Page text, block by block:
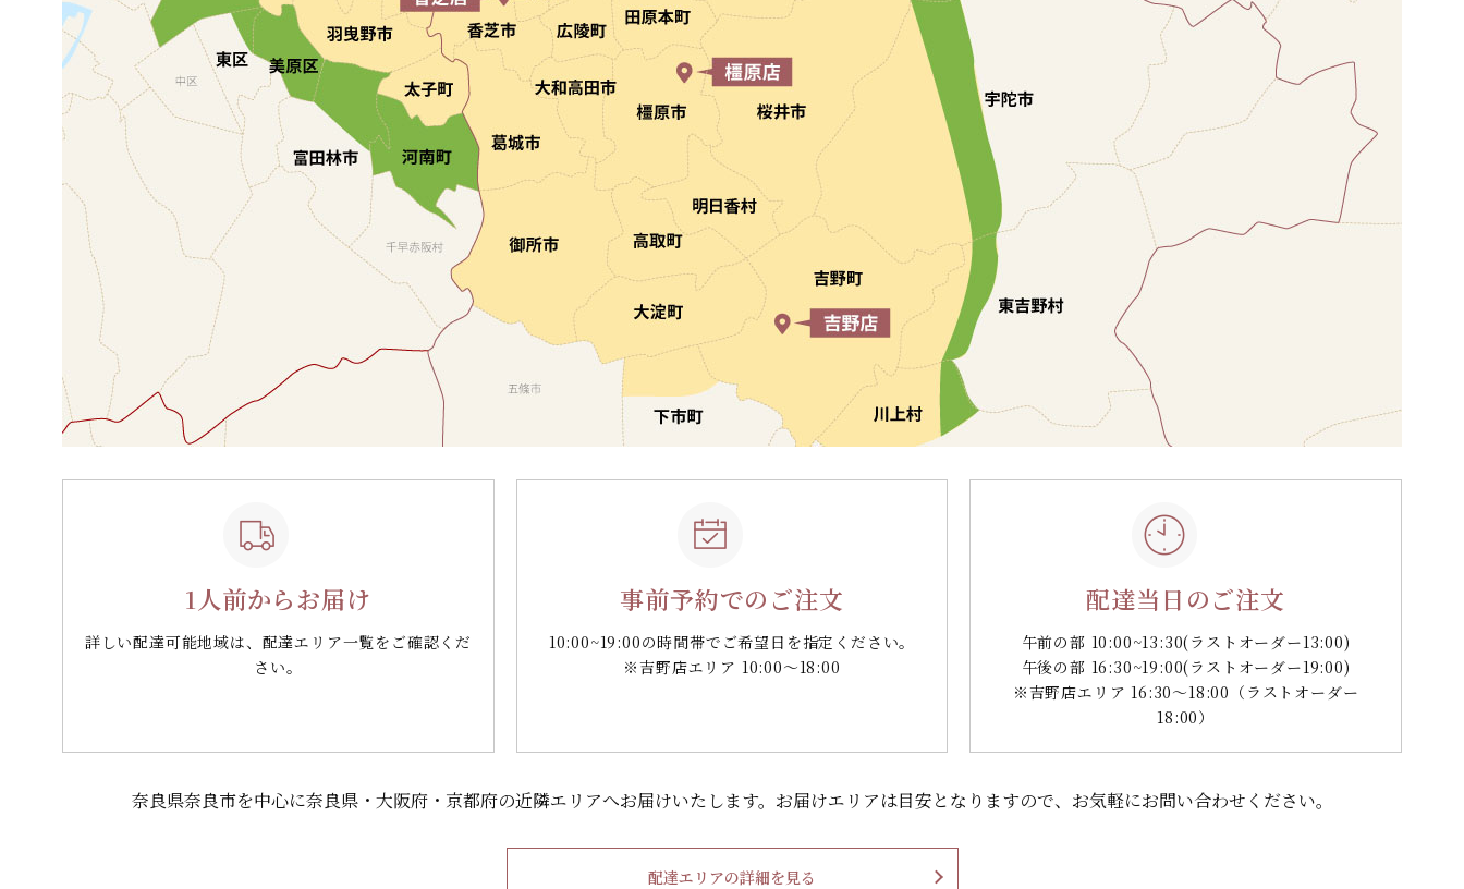
1人前からお届け
詳しい配達可能地域は、配達エリア一覧をご確認くだ
さい。
事前予約でのご注文
10:00~19:00の時間帯で ご希望日を指定ください。
※吉野店エリア 10:00～18:00
配達当日のご注文
午前の部 10:00~13:30(ラストオーダー13:00)
午後の部 16:30~19:00(ラストオーダー19:00)
※吉野店エリア 16:30～18:00（ラストオーダー
18:00）
奈良県奈良市を中心に奈良県・大阪府・京都府の近隣エリアへお届けいたします。 お届けエリアは目安となりますので、 お気軽にお問い合わせください。
配達エリアの詳細を見る